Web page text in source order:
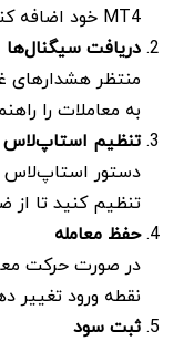
MT4 خود اضافه کنید.
دریافت سیگنال‌ها
منتظر هشدارهای
به معاملات را
تنظیم استاپ‌لاس
دستور استاپ‌لاس
تنظیم کنید تا
حفظ معامله
در صورت حرکت
نقطه ورود تغییر
ثبت سود